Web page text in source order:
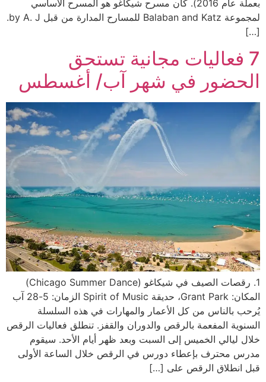
بعملة عام 2016). كان مسرح شيكاغو هو المسرح الأساسي
لمجموعة Balaban and Katz للمسارح المدارة من قبل by A. J.
[…]
7 فعاليات مجانية تستحق
الحضور في شهر آب/ أغسطس
1. رقصات الصيف في شيكاغو (Chicago Summer Dance)
المكان: Grant Park، حديقة Spirit of Music الزمان: 5-28 آب
يُرحب بالناس من كل الأعمار والمهارات في هذه السلسلة
السنوية المفعمة بالرقص والدوران والقفز. تنطلق فعاليات الرقص
خلال ليالي الخميس إلى السبت وبعد ظهر أيام الأحد. سيقوم
مدرس محترف بإعطاء دورس في الرقص خلال الساعة الأولى
قبل انطلاق الرقص على […]